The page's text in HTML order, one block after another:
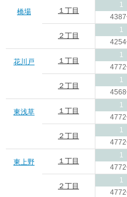
橋場 １丁目
1
２丁目
1
花川戸 １丁目
1
２丁目
1
東浅草 １丁目
1
２丁目
1
東上野 １丁目
1
２丁目
1